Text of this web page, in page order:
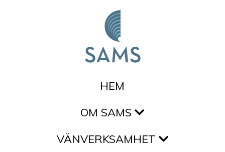
HEM
OM SAMS
VÄNVERKSAMHET